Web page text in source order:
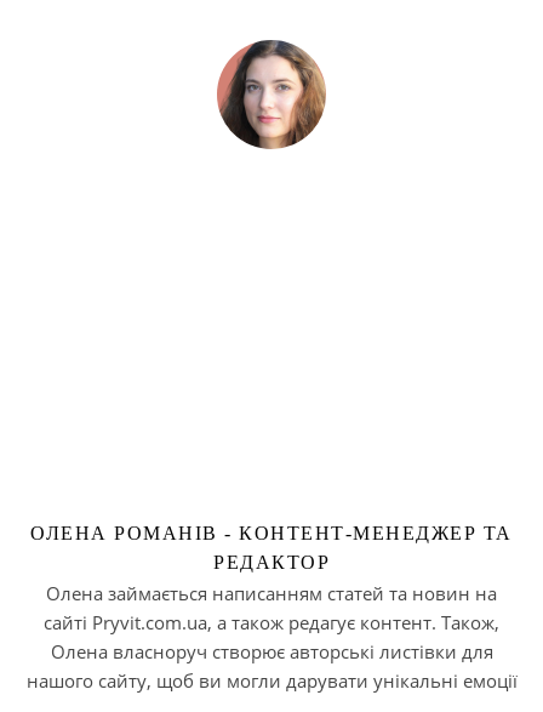
ОЛЕНА РОМАНІВ - КОНТЕНТ-МЕНЕДЖЕР ТА
РЕДАКТОР
Олена займається написанням статей та новин на
сайті Pryvit.com.ua, а також редагує контент. Також,
Олена власноруч створює авторські листівки для
нашого сайту, щоб ви могли дарувати унікальні емоції